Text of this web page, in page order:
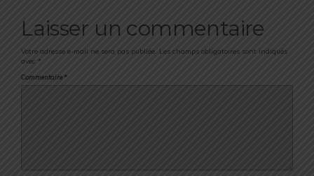
Laisser un commentaire
Votre adresse e-mail ne sera pas publiée. Les champs obligatoires sont indiqués
avec *
Commentaire *